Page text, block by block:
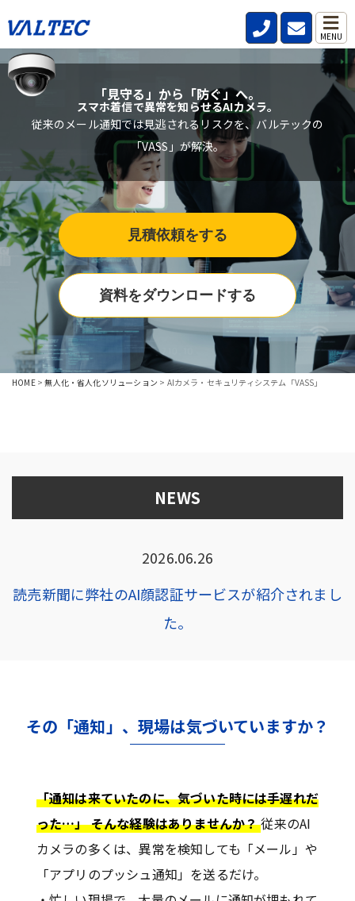
MENU
HOME>無人化・省人化ソリューション > AIカメラ・セキュリティシステム「VASS」
「見守る」から「防ぐ」へ。
スマホ着信で異常を知らせるAIカメラ。
従来のメール通知では見逃されるリスクを、バルテックの
「VASS」が解決。
見積依頼をする
資料をダウンロードする
NEWS
2026.06.26
読売新聞に弊社のAI顔認証サービスが紹介されまし
た。
その「通知」、現場は気づいていますか？
「通知は来ていたのに、気づいた時には手遅れだ
った…」 そんな経験はありませんか？従来のAI
カメラの多くは、異常を検知しても「メール」や
「アプリのプッシュ通知」を送るだけ。